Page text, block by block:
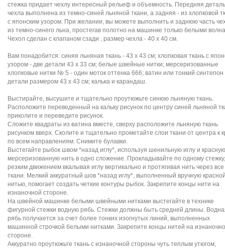
стежка придает чехлу интересный рельеф и объемность. Передняя деталь
чехла выполнена из темно-синей льняной ткани, а задняя - из хлопковой
с японским узором. При желании, вы можете выполнить и заднюю часть
из темно-синего льна, простегав полотно на машинке только белыми
Чехол сделан с клапаном сзади , размер чехла - 40 х 40 см.
Вам понадобится: синяя льняная ткань - 43 х 43 см; хлопковая ткань с
узором - две детали 43 х 33 см; белые швейные нитки; мерсеризованные
хлопковые нитки № 5 - один моток оттенка 666; ватин или тонкий синтепон
детали размером 43 х 43 см; калька и карандаш.
Выстирайте, высушите и тщательно проутюжьте синюю льняную ткань.
Расположите переведенный на кальку рисунок по центру синей льняной
приколите и переведите рисунок.
Сложите квадраты из ватина вместе, сверху расположите льняную ткань
рисунком вверх. Сколите и тщательно прометайте слои ткани от центра к
по всем направлениям. Снимите булавки.
Выстегайте рыбок швом *назад иглу*, используя шенильную иглу и красную
мерсеризованную нить в одно сложение. Прокладывайте по одному стежку,
резким движением вкалывая иглу вертикально и протягивая нить через
ткани. Мелкий аккуратный шов *назад иглу*, выполненный вручную
нитью, помогает создать четкие контуры рыбок. Закрепите концы нити на
изнаночной стороне.
На швейной машинке белыми швейными нитками выстегайте в технике
фигурной стежки водную рябь. Стежки должны быть средней длины.
рябь получается за счет более тонких изогнутых линий, выполненных
машинной строчкой белыми нитками. Закрепите концы нитей на
стороне.
Аккуратно проутюжьте ткань с изнаночной стороны чуть теплым утюгом,